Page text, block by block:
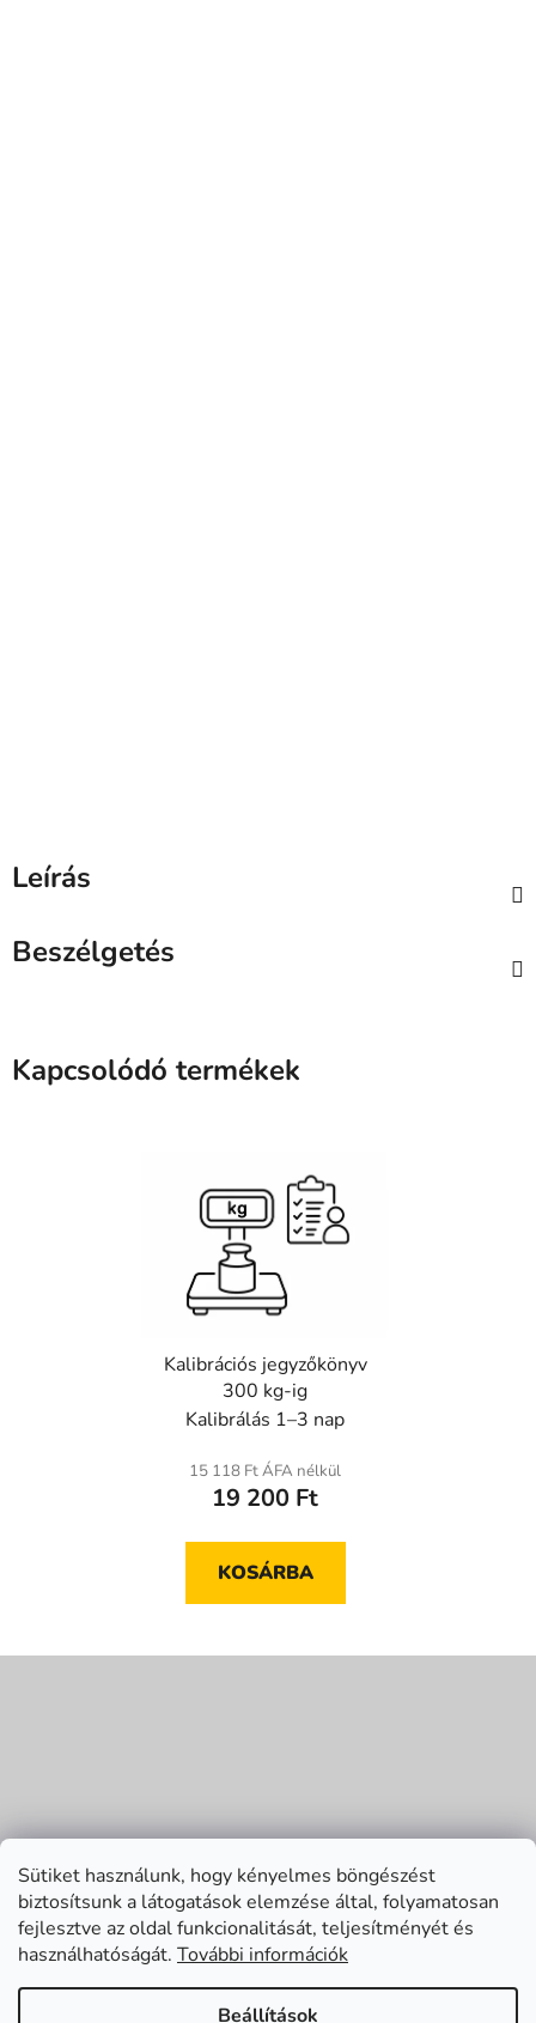
Sütiket használunk, hogy kényelmes böngészést
biztosítsunk a látogatások elemzése által, folyamatosan
fejlesztve az oldal funkcionalitását, teljesítményét és
használhatóságát. További információk
Beállítások
Leírás
Beszélgetés
Kapcsolódó termékek
Kalibrációs jegyzőkönyv
300 kg-ig
Kalibrálás 1–3 nap
15 118 Ft ÁFA nélkül
19 200 Ft
KOSÁRBA
c